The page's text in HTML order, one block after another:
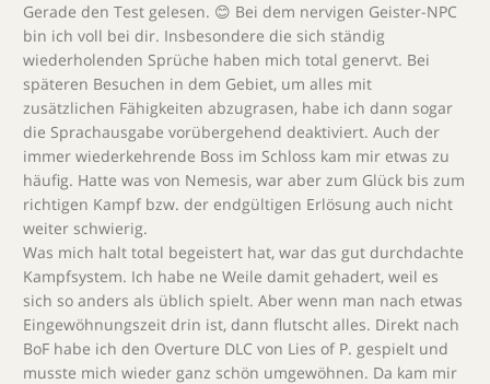
Gerade den Test gelesen. 😊 Bei dem nervigen Geister-NPC
bin ich voll bei dir. Insbesondere die sich ständig
wiederholenden Sprüche haben mich total genervt. Bei
späteren Besuchen in dem Gebiet, um alles mit
zusätzlichen Fähigkeiten abzugrasen, habe ich dann sogar
die Sprachausgabe vorübergehend deaktiviert. Auch der
immer wiederkehrende Boss im Schloss kam mir etwas zu
häufig. Hatte was von Nemesis, war aber zum Glück bis zum
richtigen Kampf bzw. der endgültigen Erlösung auch nicht
weiter schwierig.
Was mich halt total begeistert hat, war das gut durchdachte
Kampfsystem. Ich habe ne Weile damit gehadert, weil es
sich so anders als üblich spielt. Aber wenn man nach etwas
Eingewöhnungszeit drin ist, dann flutscht alles. Direkt nach
BoF habe ich den Overture DLC von Lies of P. gespielt und
musste mich wieder ganz schön umgewöhnen. Da kam mir